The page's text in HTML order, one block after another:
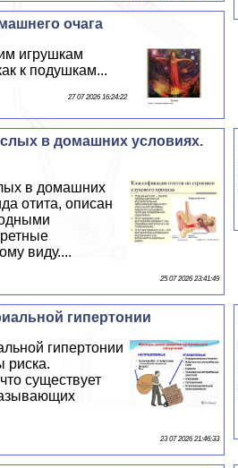
очага
игрушкам
к подушкам...
27 07 2026 16:24:22
в домашних условиях.
в домашних
отита, описан
виду....
25 07 2026 23:41:49
гипертонии
гипертонии
риска.
существует
23 07 2026 21:46:33